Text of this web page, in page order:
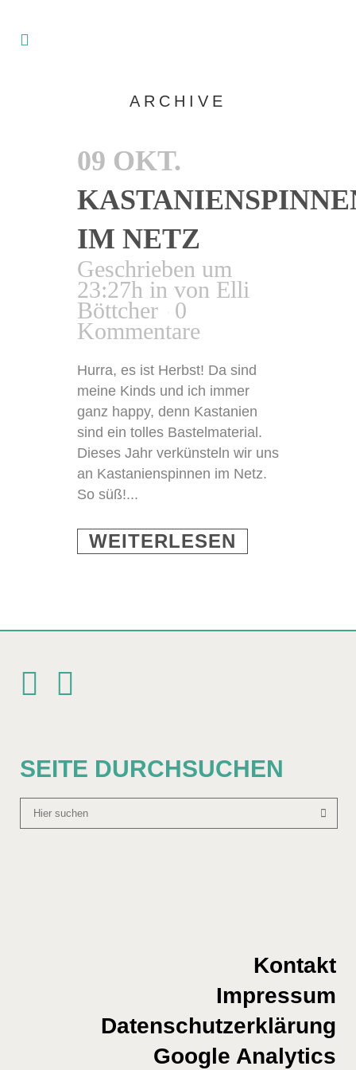
ARCHIVE
09 OKT.
IM NETZ
Geschrieben um
23:27h in von Elli
Böttcher 0
Kommentare
Hurra, es ist Herbst! Da sind
meine Kinds und ich immer
ganz happy, denn Kastanien
sind ein tolles Bastelmaterial.
Dieses Jahr verkünsteln wir uns
an Kastanienspinnen im Netz.
So süß!...
WEITERLESEN
SEITE DURCHSUCHEN
Kontakt
Impressum
Datenschutzerklärung
Google Analytics